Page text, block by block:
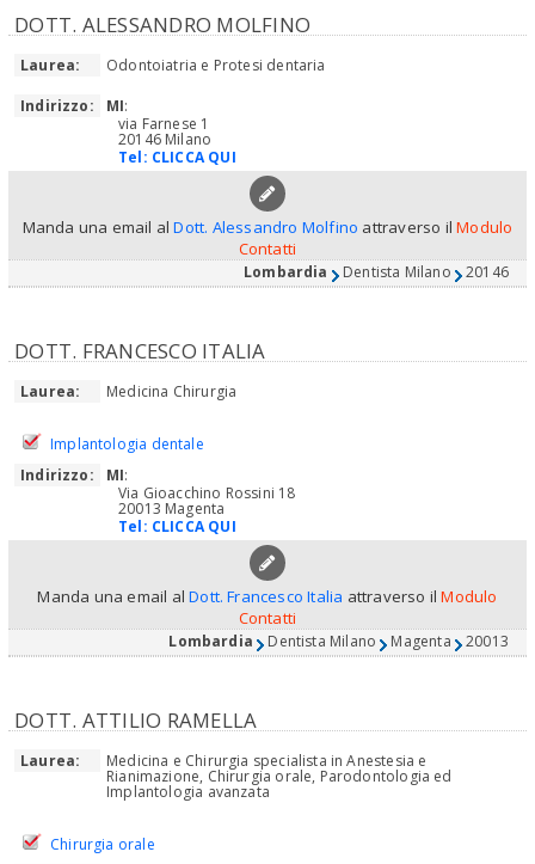
DOTT. ALESSANDRO MOLFINO
Laurea:
Odontoiatria e Protesi dentaria
Indirizzo:
MI:
via Farnese 1
20146 Milano
Tel: CLICCA QUI
Manda una email alDott. Alessandro Molfino attraverso ilModulo
Contatti
Lombardia Dentista Milano 20146
DOTT. FRANCESCO ITALIA
Laurea: Medicina Chirurgia
Implantologia dentale
Indirizzo:
MI:
Via Gioacchino Rossini 18
20013 Magenta
Tel: CLICCA QUI
Manda una email alDott. Francesco Italia attraverso ilModulo
Contatti
Lombardia Dentista Milano Magenta 20013
DOTT. ATTILIO RAMELLA
Laurea: Medicina e Chirurgia specialista in Anestesia e
Rianimazione, Chirurgia orale, Parodontologia ed
Implantologia avanzata
Chirurgia orale